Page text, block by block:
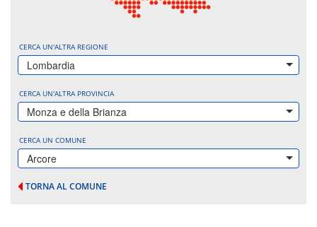
CERCA UN'ALTRA REGIONE
Lombardia
CERCA UN'ALTRA PROVINCIA
Monza e della Brianza
CERCA UN COMUNE
Arcore
TORNA AL COMUNE